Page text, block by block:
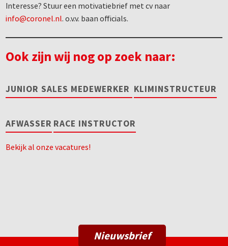
Interesse? Stuur een motivatiebrief met cv naar
info@coronel.nl. o.v.v. baan officials.
Ook zijn wij nog op zoek naar:
JUNIOR SALES MEDEWERKER KLIMINSTRUCTEUR
AFWASSER RACE INSTRUCTOR
Bekijk al onze vacatures!
Nieuwsbrief